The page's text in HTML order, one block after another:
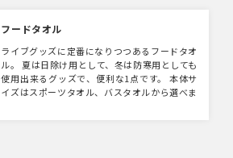
フードタオル
ライブグッズに定番になりつつあるフードタオ
ル。 夏は日除け用として、冬は防寒用としても
使用出来るグッズで、便利な1点です。 本体サ
イズはスポーツタオル、バスタオルから選べま